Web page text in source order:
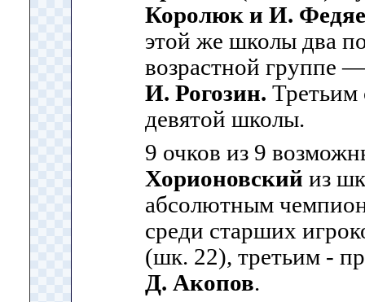
Королюк и И.
этой же школы два
возрастной группе
И. Рогозин. Третьим
девятой школы.
9 очков из 9
Хорионовский из
абсолютным
среди старших
(шк. 22), третьим -
Д. Акопов.